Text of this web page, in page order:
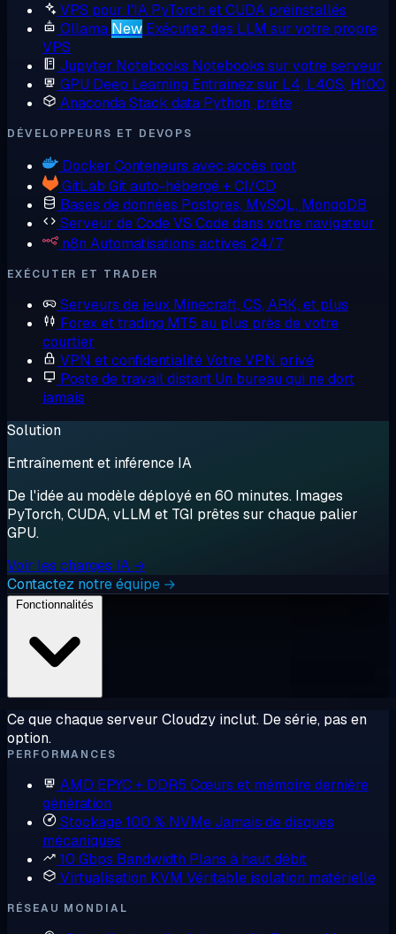
VPS pour l'IA PyTorch et CUDA préinstallés
Ollama New Exécutez des LLM sur votre propre
VPS
Jupyter Notebooks Notebooks sur votre serveur
GPU Deep Learning Entraînez sur L4, L40S, H100
AnacondaStack data Python, prête
DÉVELOPPEURS ET DEVOPS
Docker Conteneurs avec accès root
GitLab Git auto-hébergé + CI/CD
Bases de données Postgres, MySQL, MongoDB
Serveur de CodeVS Code dans votre navigateur
n8n Automatisations actives 24/7
EXÉCUTER ET TRADER
Serveurs de jeux Minecraft, CS, ARK, et plus
Forex et trading MT5 au plus près de votre
courtier
VPN et confidentialitéVotre VPN privé
Poste de travail distant Un bureau qui ne dort
jamais
Solution
Entraînement et inférence IA
De l'idée au modèle déployé en 60 minutes. Images
PyTorch, CUDA, vLLM et TGI prêtes sur chaque palier
GPU.
Voir les charges IA →
Contactez notre équipe →
Ce que chaque serveur Cloudzy inclut. De série, pas en
option.
PERFORMANCES
AMD EPYC + DDR5 Cœurs et mémoire dernière
génération
Stockage 100 % NVMeJamais de disques
mécaniques
10 Gbps Bandwidth Plans à haut débit
Virtualisation KVM Véritable isolation matérielle
RÉSEAU MONDIAL